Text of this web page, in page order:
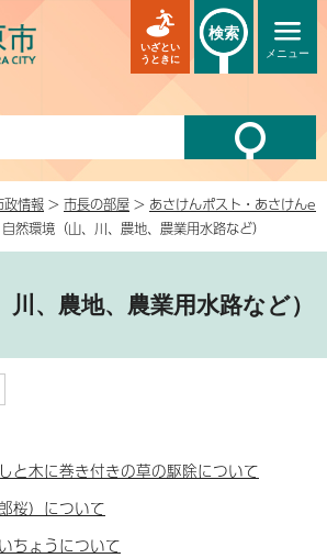
メニュー
いざとい
うときに
検索
政情報 > 市長の部屋 > あさけんポスト・あさけんe
然環境（山、川、農地、農業用水路など）
川、農地、農業用水路など）
と木に巻き付きの草の駆除について
桜）について
ちょうについて